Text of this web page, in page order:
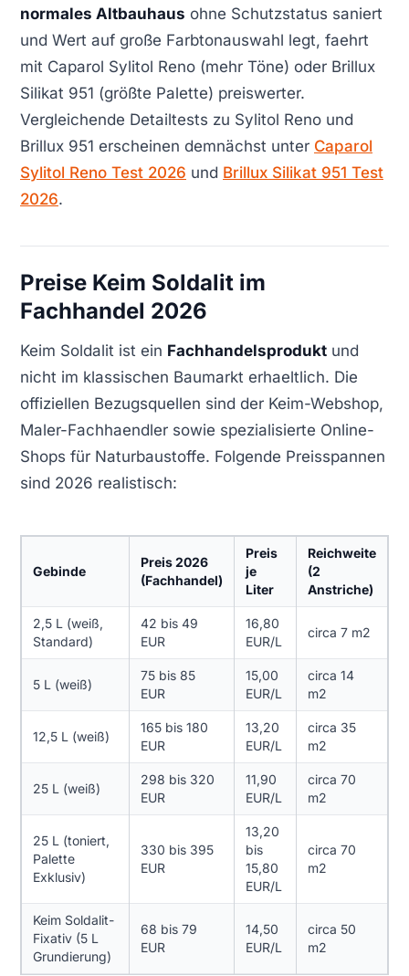
normales Altbauhaus ohne Schutzstatus saniert
und Wert auf große Farbtonauswahl legt, faehrt
mit Caparol Sylitol Reno (mehr Töne) oder Brillux
Silikat 951 (größte Palette) preiswerter.
Vergleichende Detailtests zu Sylitol Reno und
Brillux 951 erscheinen demnächst unter Caparol
Sylitol Reno Test 2026 und Brillux Silikat 951 Test
2026.
Preise Keim Soldalit im
Fachhandel 2026
Keim Soldalit ist ein Fachhandelsprodukt und
nicht im klassischen Baumarkt erhaeltlich. Die
offiziellen Bezugsquellen sind der Keim-Webshop,
Maler-Fachhaendler sowie spezialisierte Online-
Shops für Naturbaustoffe. Folgende Preisspannen
sind 2026 realistisch:
Gebinde
Preis 2026
(Fachhandel)
Preis
je
Liter
Reichweite
(2
Anstriche)
2,5 L (weiß,
Standard)
42 bis 49
EUR
16,80
EUR/L
circa 7 m2
5 L (weiß)
75 bis 85
EUR
15,00
EUR/L
circa 14
m2
12,5 L (weiß)
165 bis 180
EUR
13,20
EUR/L
circa 35
m2
25 L (weiß)
298 bis 320
EUR
11,90
EUR/L
circa 70
m2
25 L (toniert,
Palette
Exklusiv)
330 bis 395
EUR
13,20
bis
15,80
EUR/L
circa 70
m2
Keim Soldalit-
Fixativ (5 L
Grundierung)
68 bis 79
EUR
14,50
EUR/L
circa 50
m2